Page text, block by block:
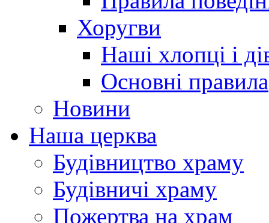
Хоругви
Наші хлопці і
Основні правила
Новини
Наша церква
Будівництво храму
Будівничі храму
Пожертва на храм